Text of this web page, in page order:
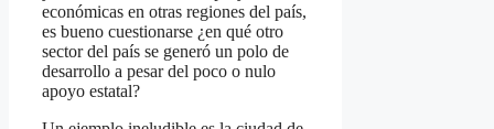
económicas en otras regiones del país,
es bueno cuestionarse ¿en qué otro
sector del país se generó un polo de
desarrollo a pesar del poco o nulo
apoyo estatal?